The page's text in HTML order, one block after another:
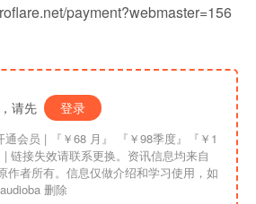
payment?webmaster=156
请先 登录
作者所有。信息仅做介绍和学习使用，如
删除